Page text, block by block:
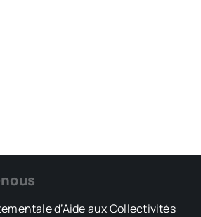
d’Aide aux Collectivités